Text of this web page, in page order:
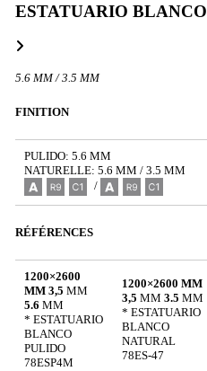
ESTATUARIO BLANCO
5.6 MM / 3.5 MM
FINITION
PULIDO: 5.6 MM
NATURELLE: 5.6 MM / 3.5 MM
/
RÉFÉRENCES
1200×2600
MM 3,5 MM
5.6 MM
* ESTATUARIO
BLANCO
PULIDO
78ESP4M
1200×2600 MM
3,5 MM 3.5 MM
* ESTATUARIO
BLANCO
NATURAL
78ES-47